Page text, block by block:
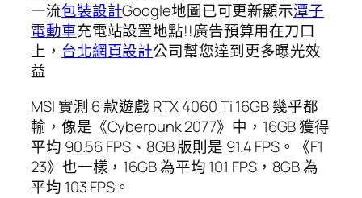
一流包裝設計Google地圖已可更新顯示潭子
電動車充電站設置地點!!廣告預算用在刀口
上， 台北網頁設計公司幫您達到更多曝光效
益
MSI 實測 6 款遊戲 RTX 4060 Ti 16GB 幾乎都
輸，像是《Cyberpunk 2077》中，16GB 獲得
平均 90.56 FPS、8GB 版則是 91.4 FPS。《F1
23》也一樣，16GB 為平均 101 FPS，8GB 為
平均 103 FPS。